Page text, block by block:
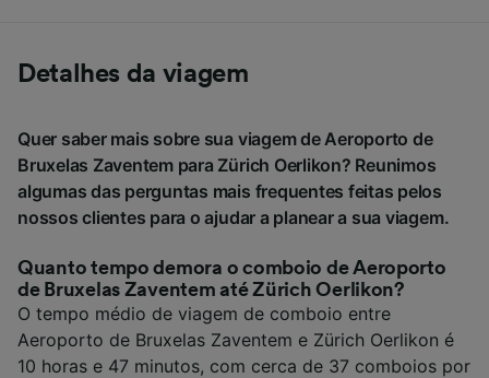
Detalhes da viagem
Quer saber mais sobre sua viagem de Aeroporto de
Bruxelas Zaventem para Zürich Oerlikon? Reunimos
algumas das perguntas mais frequentes feitas pelos
nossos clientes para o ajudar a planear a sua viagem.
Quanto tempo demora o comboio de Aeroporto
de Bruxelas Zaventem até Zürich Oerlikon?
O tempo médio de viagem de comboio entre
Aeroporto de Bruxelas Zaventem e Zürich Oerlikon é
10 horas e 47 minutos, com cerca de 37 comboios por